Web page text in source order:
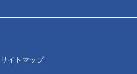
サイトマップ